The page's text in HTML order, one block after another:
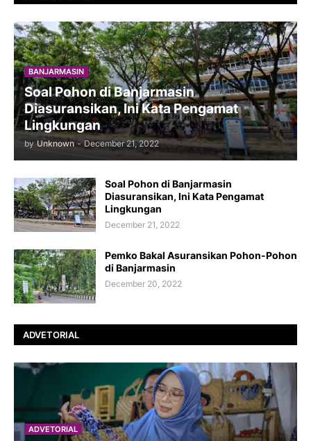
BANJARMASIN
Soal Pohon di Banjarmasin
Diasuransikan, Ini Kata Pengamat
Lingkungan
by Unknown - December 21, 2022
Soal Pohon di Banjarmasin
Diasuransikan, Ini Kata Pengamat
Lingkungan
December 21, 2022
Pemko Bakal Asuransikan Pohon-Pohon
di Banjarmasin
December 20, 2022
ADVETORIAL
ADVETORIAL